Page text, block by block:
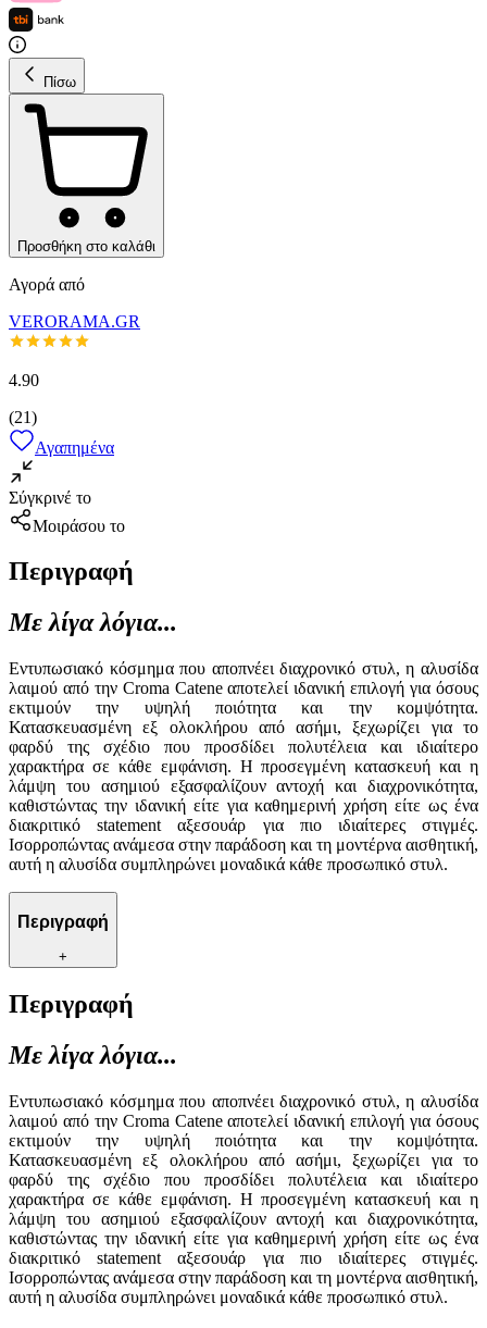
Πίσω
Προσθήκη στο καλάθι
Αγορά από
VERORAMA.GR
4.90
(21)
Αγαπημένα
Σύγκρινέ το
Μοιράσου το
Περιγραφή
Με λίγα λόγια...
Εντυπωσιακό κόσμημα που αποπνέει διαχρονικό στυλ, η αλυσίδα
λαιμού από την Croma Catene αποτελεί ιδανική επιλογή για όσους
εκτιμούν την υψηλή ποιότητα και την κομψότητα.
Κατασκευασμένη εξ ολοκλήρου από ασήμι, ξεχωρίζει για το
φαρδύ της σχέδιο που προσδίδει πολυτέλεια και ιδιαίτερο
χαρακτήρα σε κάθε εμφάνιση. Η προσεγμένη κατασκευή και η
λάμψη του ασημιού εξασφαλίζουν αντοχή και διαχρονικότητα,
καθιστώντας την ιδανική είτε για καθημερινή χρήση είτε ως ένα
διακριτικό statement αξεσουάρ για πιο ιδιαίτερες στιγμές.
Ισορροπώντας ανάμεσα στην παράδοση και τη μοντέρνα αισθητική,
αυτή η αλυσίδα συμπληρώνει μοναδικά κάθε προσωπικό στυλ.
Περιγραφή
+
Περιγραφή
Με λίγα λόγια...
Εντυπωσιακό κόσμημα που αποπνέει διαχρονικό στυλ, η αλυσίδα
λαιμού από την Croma Catene αποτελεί ιδανική επιλογή για όσους
εκτιμούν την υψηλή ποιότητα και την κομψότητα.
Κατασκευασμένη εξ ολοκλήρου από ασήμι, ξεχωρίζει για το
φαρδύ της σχέδιο που προσδίδει πολυτέλεια και ιδιαίτερο
χαρακτήρα σε κάθε εμφάνιση. Η προσεγμένη κατασκευή και η
λάμψη του ασημιού εξασφαλίζουν αντοχή και διαχρονικότητα,
καθιστώντας την ιδανική είτε για καθημερινή χρήση είτε ως ένα
διακριτικό statement αξεσουάρ για πιο ιδιαίτερες στιγμές.
Ισορροπώντας ανάμεσα στην παράδοση και τη μοντέρνα αισθητική,
αυτή η αλυσίδα συμπληρώνει μοναδικά κάθε προσωπικό στυλ.